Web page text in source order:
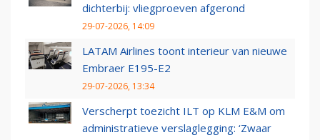
dichterbij: vliegproeven afgerond
29-07-2026, 14:09
LATAM Airlines toont interieur van nieuwe
Embraer E195-E2
29-07-2026, 13:34
Verscherpt toezicht ILT op KLM E&M om
administratieve verslaglegging: ‘Zwaar